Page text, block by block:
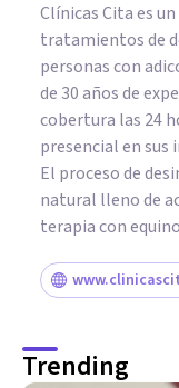
Clínicas Cita es
tratamientos de
personas con
de 30 años de
cobertura las 24
presencial en sus
El proceso de
natural lleno de
terapia con
Trending